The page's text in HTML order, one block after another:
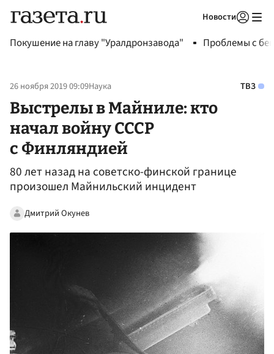
Новости
Покушение на главу "Уралдронзавода" Проблемы с
26 ноября 2019 09:09Наука ТВЗ
Выстрелы в Майниле: кто
начал войну СССР
с Финляндией
80 лет назад на советско-финской границе
произошел Майнильский инцидент
Дмитрий Окунев